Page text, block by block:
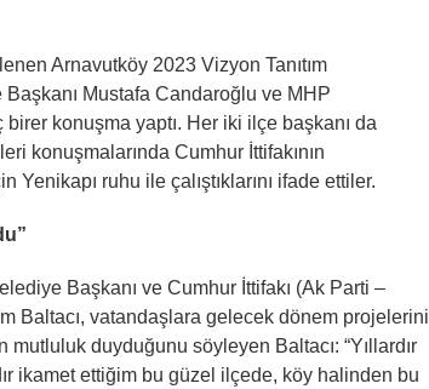
Arnavutköy 2023 Vizyon Tanıtım
Başkanı Mustafa Candaroğlu ve MHP
konuşma yaptı. Her iki ilçe başkanı da
konuşmalarında Cumhur İttifakının
Yenikapı ruhu ile çalıştıklarını ifade ettiler.
Başkanı ve Cumhur İttifakı (Ak Parti –
Baltacı, vatandaşlara gelecek dönem projelerini
duyduğunu söyleyen Baltacı: “Yıllardır
ikamet ettiğim bu güzel ilçede, köy halinden bu